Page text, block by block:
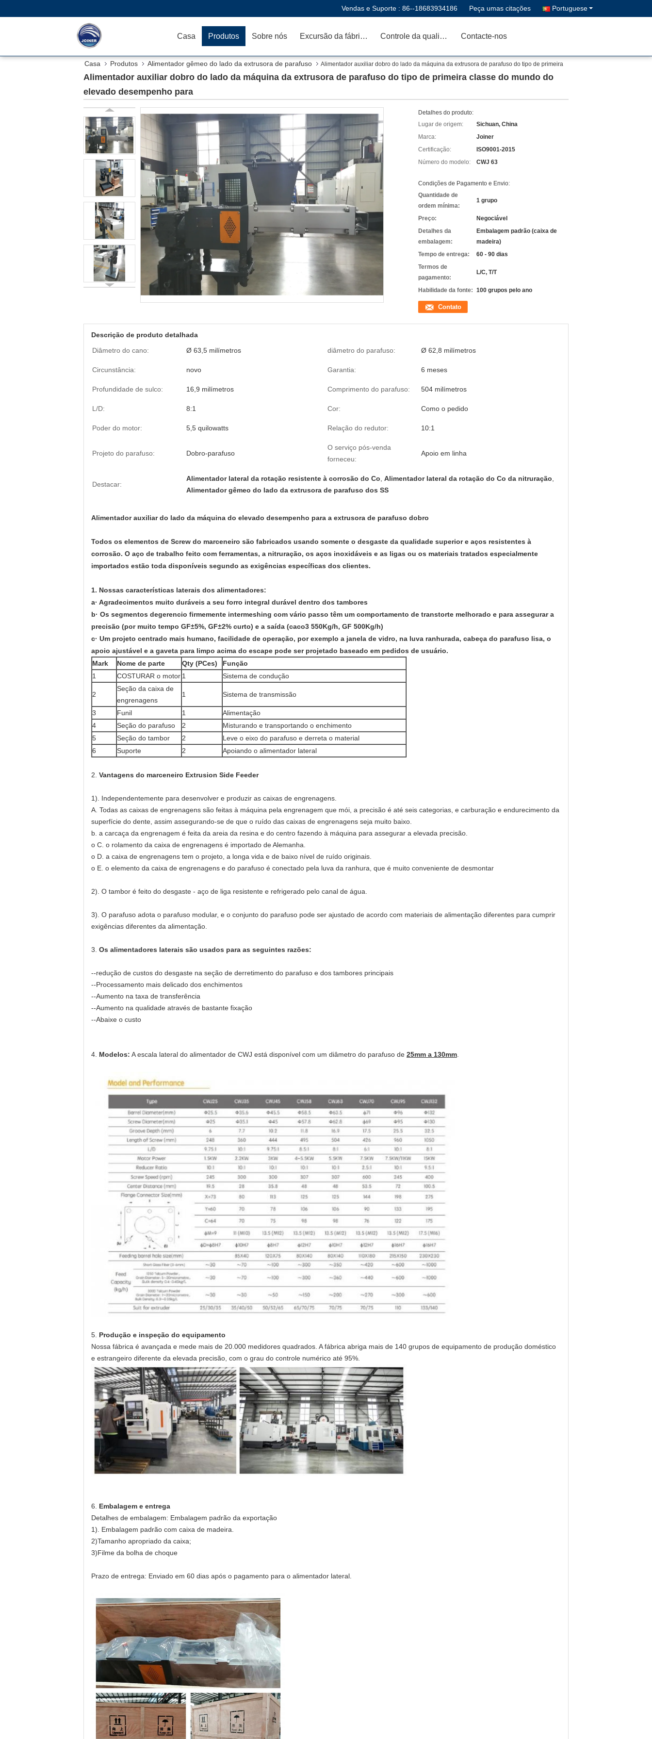
Vendas e Suporte : 86--18683934186 Peça umas citações Portuguese
Casa Produtos Sobre nós Excursão da fábrica Controle da qualidade Contacte-nos
Casa Produtos Alimentador gêmeo do lado da extrusora de parafuso
Alimentador auxiliar dobro do lado da máquina da extrusora de parafuso do tipo de primeira
classe do mundo do elevado desempenho para
Alimentador auxiliar dobro do lado da máquina da extrusora de parafuso do tipo de primeira classe do mundo do
elevado desempenho para
Detalhes do produto:
Lugar de origem:
Sichuan, China
Marca:
Joiner
Certificação:
ISO9001-2015
Número do modelo:
CWJ 63
Condições de Pagamento e Envio:
Quantidade de
ordem mínima:
1 grupo
Preço:
Negociável
Detalhes da
embalagem:
Embalagem padrão (caixa de
madeira)
Tempo de entrega:
60 - 90 dias
Termos de
pagamento:
L/C, T/T
Habilidade da fonte: 100 grupos pelo ano
Contato
Descrição de produto detalhada
Diâmetro do cano:
Ø 63,5 milímetros diâmetro do parafuso: Ø 62,8 milímetros
Circunstância: novo Garantia: 6 meses
Profundidade de sulco: 16,9 milímetros Comprimento do parafuso: 504 milímetros
L/D: 8:1 Cor: Como o pedido
Poder do motor: 5,5 quilowatts Relação do redutor: 10:1
Projeto do parafuso: Dobro-parafuso
O serviço pós-venda
forneceu:
Apoio em linha
Destacar:
Alimentador lateral da rotação resistente à corrosão do Co Alimentador lateral da rotação do Co da nitruração
Alimentador gêmeo do lado da extrusora de parafuso dos SS
Alimentador auxiliar do lado da máquina do elevado desempenho para a extrusora de parafuso dobro
Todos os elementos de Screw do marceneiro são fabricados usando somente o desgaste da qualidade superior e aços resistentes à
corrosão. O aço de trabalho feito com ferramentas, a nitruração, os aços inoxidáveis e as ligas ou os materiais tratados especialmente
importados estão toda disponíveis segundo as exigências específicas dos clientes.
1. Nossas características laterais dos alimentadores:
a· Agradecimentos muito duráveis a seu forro integral durável dentro dos tambores
b· Os segmentos degerencio firmemente intermeshing com vário passo têm um comportamento de transtorte melhorado e para assegurar a
precisão (por muito tempo GF±5%, GF±2% curto) e a saída (caco3 550Kg/h, GF 500Kg/h)
c· Um projeto centrado mais humano, facilidade de operação, por exemplo a janela de vidro, na luva ranhurada, cabeça do parafuso lisa, o
apoio ajustável e a gaveta para limpo acima do escape pode ser projetado baseado em pedidos de usuário.
Mark
Nome de parte Qty (PCes)
Função
1
COSTURAR o motor 1 Sistema de condução
2
Seção da caixa de
engrenagens
1 Sistema de transmissão
3 Funil 1
Alimentação
4
Seção do parafuso 2
Misturando e transportando o enchimento
5
Seção do tambor 2
Leve o eixo do parafuso e derreta o material
6
Suporte 2 Apoiando o alimentador lateral
2. Vantagens do marceneiro Extrusion Side Feeder
1). Independentemente para desenvolver e produzir as caixas de engrenagens.
A. Todas as caixas de engrenagens são feitas à máquina pela engrenagem que mói, a precisão é até seis categorias, e carburação e endurecimento da
superfície do dente, assim assegurando-se de que o ruído das caixas de engrenagens seja muito baixo.
b. a carcaça da engrenagem é feita da areia da resina e do centro fazendo à máquina para assegurar a elevada precisão.
o C. o rolamento da caixa de engrenagens é importado de Alemanha.
o D. a caixa de engrenagens tem o projeto, a longa vida e de baixo nível de ruído originais.
o E. o elemento da caixa de engrenagens e do parafuso é conectado pela luva da ranhura, que é muito conveniente de desmontar
2). O tambor é feito do desgaste - aço de liga resistente e refrigerado pelo canal de água.
3). O parafuso adota o parafuso modular, e o conjunto do parafuso pode ser ajustado de acordo com materiais de alimentação diferentes para cumprir
exigências diferentes da alimentação.
3. Os alimentadores laterais são usados para as seguintes razões:
--redução de custos do desgaste na seção de derretimento do parafuso e dos tambores principais
--Processamento mais delicado dos enchimentos
--Aumento na taxa de transferência
--Aumento na qualidade através de bastante fixação
--Abaixe o custo
4. Modelos: A escala lateral do alimentador de CWJ está disponível com um diâmetro do parafuso de 25mm a 130mm
5. Produção e inspeção do equipamento
Nossa fábrica é avançada e mede mais de 20.000 medidores quadrados. A fábrica abriga mais de 140 grupos de equipamento de produção doméstico
e estrangeiro diferente da elevada precisão, com o grau do controle numérico até 95%.
6. Embalagem e entrega
Detalhes de embalagem: Embalagem padrão da exportação
1). Embalagem padrão com caixa de madeira.
2)Tamanho apropriado da caixa;
3)Filme da bolha de choque
Prazo de entrega: Enviado em 60 dias após o pagamento para o alimentador lateral.